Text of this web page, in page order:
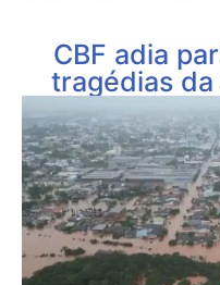
CBF adia
tragédias